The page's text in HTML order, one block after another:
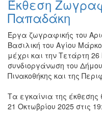
Βιβλίο
Ζωγραφική
Φωτογραφία
Τραγούδι
Μουσική
Κινηματογράφος
Χορός
Θέατρο
Έκθεση
Παπαδάκη
Έργα ζωγραφικής του
Βασιλική του Αγίου
μέχρι και την Τετάρτη
συνδιοργάνωση του
Πινακοθήκης και της
Τα εγκαίνια της
21 Οκτωβρίου 2025 στις